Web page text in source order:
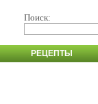
Поиск:
РЕЦЕПТЫ